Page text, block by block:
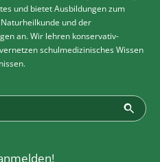
und bietet Ausbildungen zum
und der
an. Wir lehren konservativ-
schulmedizinisches Wissen